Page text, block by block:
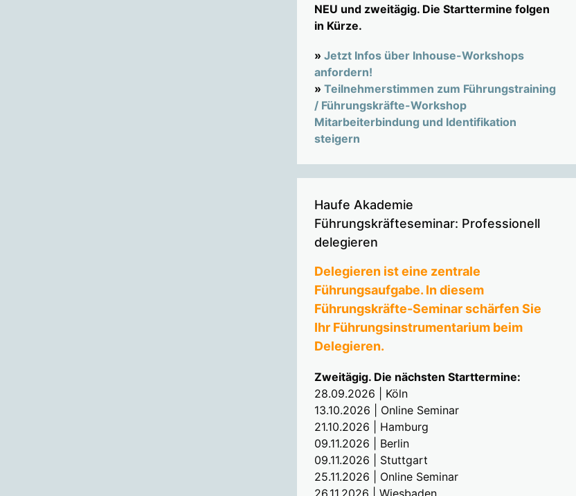
NEU und zweitägig. Die Starttermine folgen
in Kürze.
» Jetzt Infos über Inhouse-Workshops
anfordern!
» Teilnehmerstimmen zum Führungstraining
/ Führungskräfte-Workshop
Mitarbeiterbindung und Identifikation
steigern
Haufe Akademie
Führungskräfteseminar: Professionell
delegieren
Delegieren ist eine zentrale
Führungsaufgabe. In diesem
Führungskräfte-Seminar schärfen Sie
Ihr Führungsinstrumentarium beim
Delegieren.
Zweitägig. Die nächsten Starttermine:
28.09.2026 | Köln
13.10.2026 | Online Seminar
21.10.2026 | Hamburg
09.11.2026 | Berlin
09.11.2026 | Stuttgart
25.11.2026 | Online Seminar